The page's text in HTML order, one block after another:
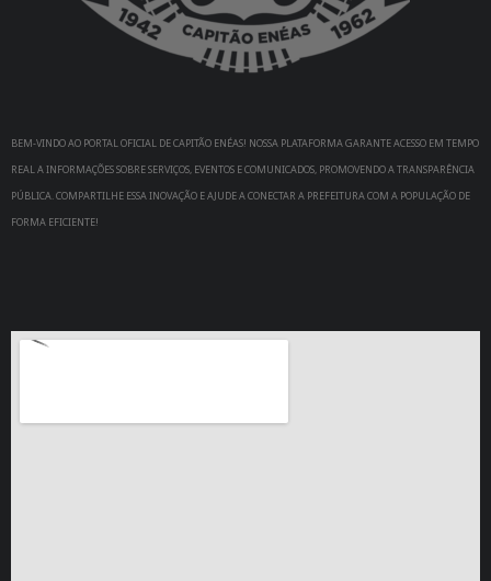
BEM-VINDO AO PORTAL OFICIAL DE CAPITÃO ENÉAS! NOSSA PLATAFORMA GARANTE ACESSO EM TEMPO
REAL A INFORMAÇÕES SOBRE SERVIÇOS, EVENTOS E COMUNICADOS, PROMOVENDO A TRANSPARÊNCIA
PÚBLICA. COMPARTILHE ESSA INOVAÇÃO E AJUDE A CONECTAR A PREFEITURA COM A POPULAÇÃO DE
FORMA EFICIENTE!